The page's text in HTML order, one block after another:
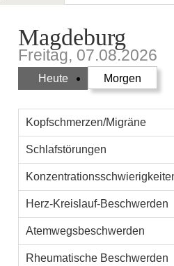
Magdeburg
Freitag, 07.08.2026
Heute Morgen
Kopfschmerzen/Migräne
Schlafstörungen
Herz-Kreislauf-Beschwerden
Atemwegsbeschwerden
Rheumatische Beschwerden